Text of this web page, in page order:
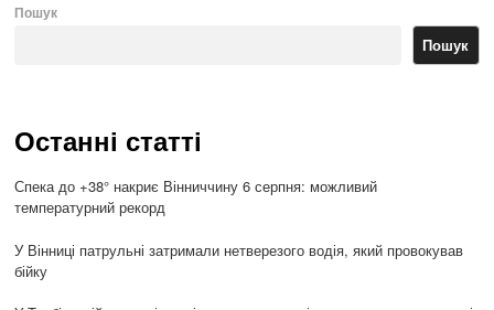
Пошук
Пошук
Останні статті
Спека до +38° накриє Вінниччину 6 серпня: можливий
температурний рекорд
У Вінниці патрульні затримали нетверезого водія, який провокував
бійку